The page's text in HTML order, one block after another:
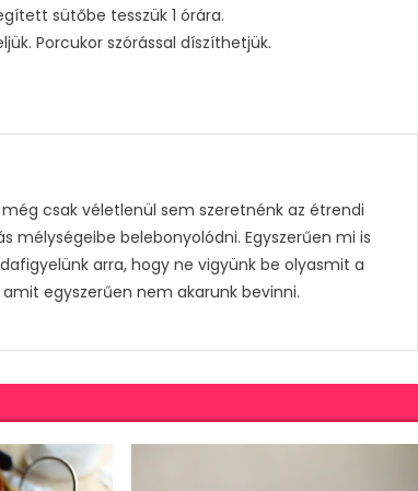
sütőbe tesszük 1 órára.
Porcukor szórással díszíthetjük.
csak véletlenül sem szeretnénk az étrendi
mélységeibe belebonyolódni. Egyszerűen mi is
arra, hogy ne vigyünk be olyasmit a
egyszerűen nem akarunk bevinni.